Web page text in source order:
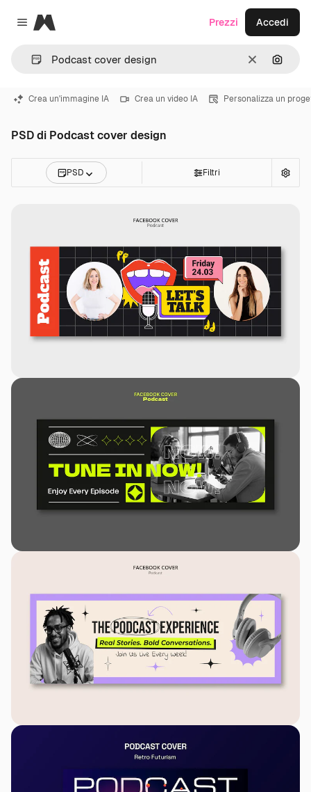
Close menu
Magnific
CancellaCerca
Prezzi Accedi
Crea un'immagine IA Crea un video IA Personalizza un
PSD di Podcast cover design
PSD Filtri